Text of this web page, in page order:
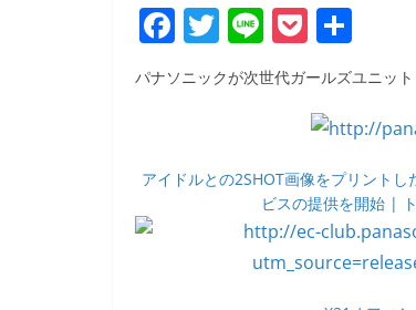
F
a
c
b
o
T
w
itt
Li
n
e
P
o
ck
et
有
パナソニックが次世代ガールズユニッ
アイドルとの2SHOT画像をプリント
ビスの提供を開始 |